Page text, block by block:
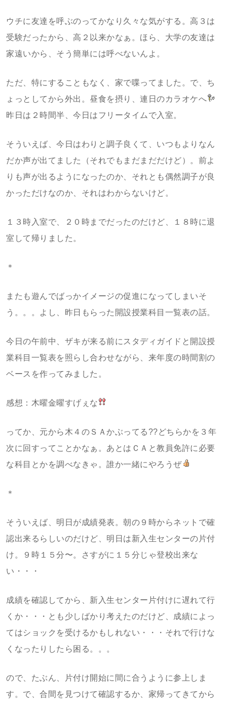
ウチに友達を呼ぶのってかなり久々な気がする。高３は
受験だったから、高２以来かなぁ。ほら、大学の友達は
家遠いから、そう簡単には呼べないんよ。
ただ、特にすることもなく、家で喋ってました。で、ち
ょっとしてから外出。昼食を摂り、連日のカラオケへ
昨日は２時間半、今日はフリータイムで入室。
そういえば、今日はわりと調子良くて、いつもよりなん
だか声が出てました（それでもまだまだだけど）。前よ
りも声が出るようになったのか、それとも偶然調子が良
かっただけなのか、それはわからないけど。
１３時入室で、２０時までだったのだけど、１８時に退
室して帰りました。
＊
またも遊んでばっかイメージの促進になってしまいそ
う。。。よし、昨日もらった開設授業科目一覧表の話。
今日の午前中、ザキが来る前にスタディガイドと開設授
業科目一覧表を照らし合わせながら、来年度の時間割の
ベースを作ってみました。
感想：木曜金曜すげぇな
ってか、元から木４のＳＡかぶってる??どちらかを３年
次に回すってことかなぁ。あとはＣＡと教員免許に必要
な科目とかを調べなきゃ。誰か一緒にやろうぜ
＊
そういえば、明日が成績発表。朝の９時からネットで確
認出来るらしいのだけど、明日は新入生センターの片付
け。９時１５分〜。さすがに１５分じゃ登校出来な
い・・・
成績を確認してから、新入生センター片付けに遅れて行
くか・・・とも少しばかり考えたのだけど、成績によっ
てはショックを受けるかもしれない・・・それで行けな
くなったりしたら困る。。。
ので、たぶん、片付け開始に間に合うように参上しま
す。で、合間を見つけて確認するか、家帰ってきてから